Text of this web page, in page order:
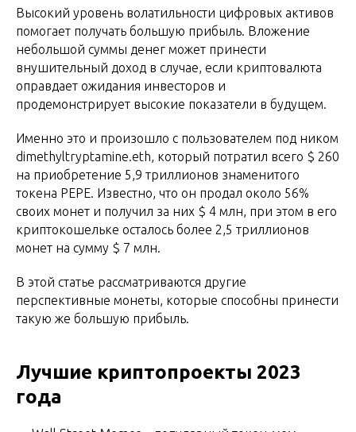
Высокий уровень волатильности цифровых активов
помогает получать большую прибыль. Вложение
небольшой суммы денег может принести
внушительный доход в случае, если криптовалюта
оправдает ожидания инвесторов и
продемонстрирует высокие показатели в будущем.
Именно это и произошло с пользователем под ником
dimethyltryptamine.eth, который потратил всего $ 260
на приобретение 5,9 триллионов знаменитого
токена PEPE. Известно, что он продал около 56%
своих монет и получил за них $ 4 млн, при этом в его
криптокошельке осталось более 2,5 триллионов
монет на сумму $ 7 млн.
В этой статье рассматриваются другие
перспективные монеты, которые способны принести
такую же большую прибыль.
Лучшие криптопроекты 2023
года